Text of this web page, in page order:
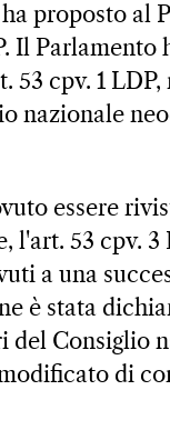
proposto al
Il Parlamento
cpv. 1
nazionale
essere
l'art. 53 cpv.
a una
è stata
del Consiglio
di